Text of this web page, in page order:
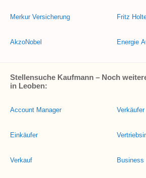
Merkur Versicherung
AkzoNobel
Fritz
Energie
Stellensuche Kaufmann – Noch
in Leoben:
Account Manager
Einkäufer
Verkauf
Verkäufer